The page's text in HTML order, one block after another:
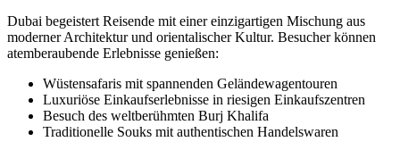
Dubai begeistert Reisende mit einer einzigartigen Mischung aus
moderner Architektur und orientalischer Kultur. Besucher können
atemberaubende Erlebnisse genießen:
Wüstensafaris mit spannenden Geländewagentouren
Luxuriöse Einkaufserlebnisse in riesigen Einkaufszentren
Besuch des weltberühmten Burj Khalifa
Traditionelle Souks mit authentischen Handelswaren